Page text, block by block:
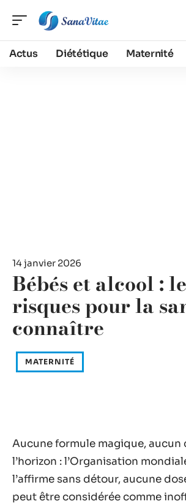
Actus Diététique Maternité
14 janvier 2026
Bébés et alcool :
risques pour la
connaître
MATERNITÉ
Aucune formule magique, aucun
l’horizon : l’Organisation
l’affirme sans détour, aucune
peut être considérée comme